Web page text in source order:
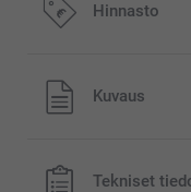
Hinnasto
Kaikki hinnat ovat
eivät sisälläKuvaus
Tekniset